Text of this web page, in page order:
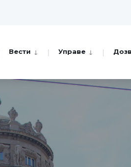
Вести Управе